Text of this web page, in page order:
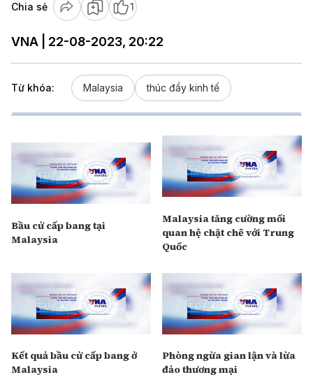
Chia sẻ 1
VNA | 22-08-2023, 20:22
Từ khóa: Malaysia thúc đẩy kinh tế
Bầu cử cấp bang tại
Malaysia
Malaysia tăng cường mối
quan hệ chặt chẽ với Trung
Quốc
Kết quả bầu cử cấp bang ở
Malaysia
P hòng ngừa gian lận và lừa
đảo thương mại